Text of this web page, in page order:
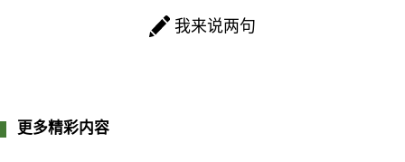
我来说两句
更多精彩内容